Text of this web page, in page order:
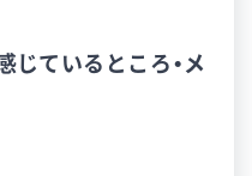
じているところ・メ